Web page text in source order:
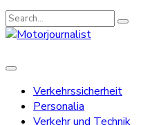
Search
for:
Verkehrssicherheit
Personalia
Verkehr und Technik